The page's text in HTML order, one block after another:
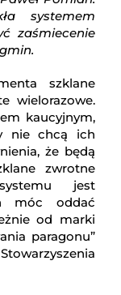
systemem
zaśmiecenie
szklane
wielorazowe.
kaucyjnym,
nie chcą ich
że będą
zwrotne
jest
móc oddać
od marki
paragonu”